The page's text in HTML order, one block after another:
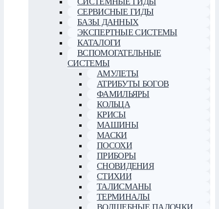
СЕРВИСНЫЕ ГИДЫ
БАЗЫ ДАННЫХ
ЭКСПЕРТНЫЕ СИСТЕМЫ
КАТАЛОГИ
ВСПОМОГАТЕЛЬНЫЕ
СИСТЕМЫ
АМУЛЕТЫ
АТРИБУТЫ БОГОВ
ФАМИЛЬЯРЫ
КОЛЬЦА
КРИСЫ
МАШИНЫ
МАСКИ
ПОСОХИ
ПРИБОРЫ
СНОВИДЕНИЯ
СТИХИИ
ТАЛИСМАНЫ
ТЕРМИНАЛЫ